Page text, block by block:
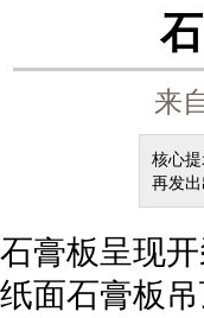
来
核心
再发
石膏板呈现
纸面石膏板